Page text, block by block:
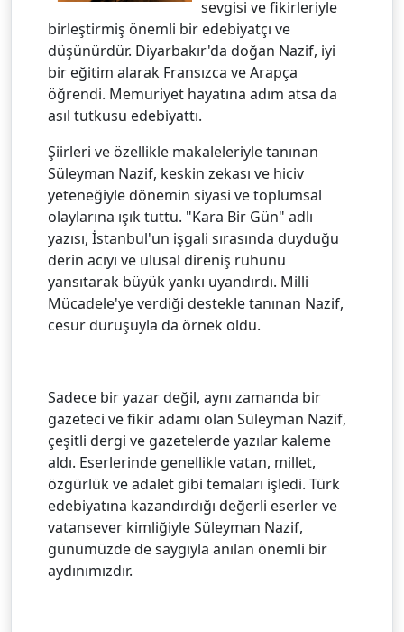
sevgisi ve fikirleriyle
birleştirmiş önemli bir edebiyatçı ve
düşünürdür. Diyarbakır'da doğan Nazif, iyi
bir eğitim alarak Fransızca ve Arapça
öğrendi. Memuriyet hayatına adım atsa da
asıl tutkusu edebiyattı.
Şiirleri ve özellikle makaleleriyle tanınan
Süleyman Nazif, keskin zekası ve hiciv
yeteneğiyle dönemin siyasi ve toplumsal
olaylarına ışık tuttu. "Kara Bir Gün" adlı
yazısı, İstanbul'un işgali sırasında duyduğu
derin acıyı ve ulusal direniş ruhunu
yansıtarak büyük yankı uyandırdı. Milli
Mücadele'ye verdiği destekle tanınan Nazif,
cesur duruşuyla da örnek oldu.
Sadece bir yazar değil, aynı zamanda bir
gazeteci ve fikir adamı olan Süleyman Nazif,
çeşitli dergi ve gazetelerde yazılar kaleme
aldı. Eserlerinde genellikle vatan, millet,
özgürlük ve adalet gibi temaları işledi. Türk
edebiyatına kazandırdığı değerli eserler ve
vatansever kimliğiyle Süleyman Nazif,
günümüzde de saygıyla anılan önemli bir
aydınımızdır.